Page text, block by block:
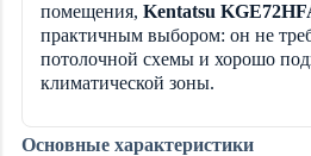
помещения, Kentatsu
практичным выбором: он не
потолочной схемы и хорошо
климатической зоны.
Основные характеристики